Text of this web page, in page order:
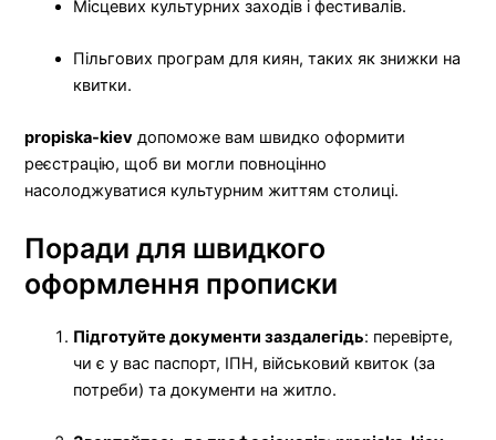
Місцевих культурних заходів і фестивалів.
Пільгових програм для киян, таких як знижки на
квитки.
propiska-kiev допоможе вам швидко оформити
реєстрацію, щоб ви могли повноцінно
насолоджуватися культурним життям столиці.
Поради для швидкого
оформлення прописки
Підготуйте документи заздалегідь: перевірте,
чи є у вас паспорт, ІПН, військовий квиток (за
потреби) та документи на житло.